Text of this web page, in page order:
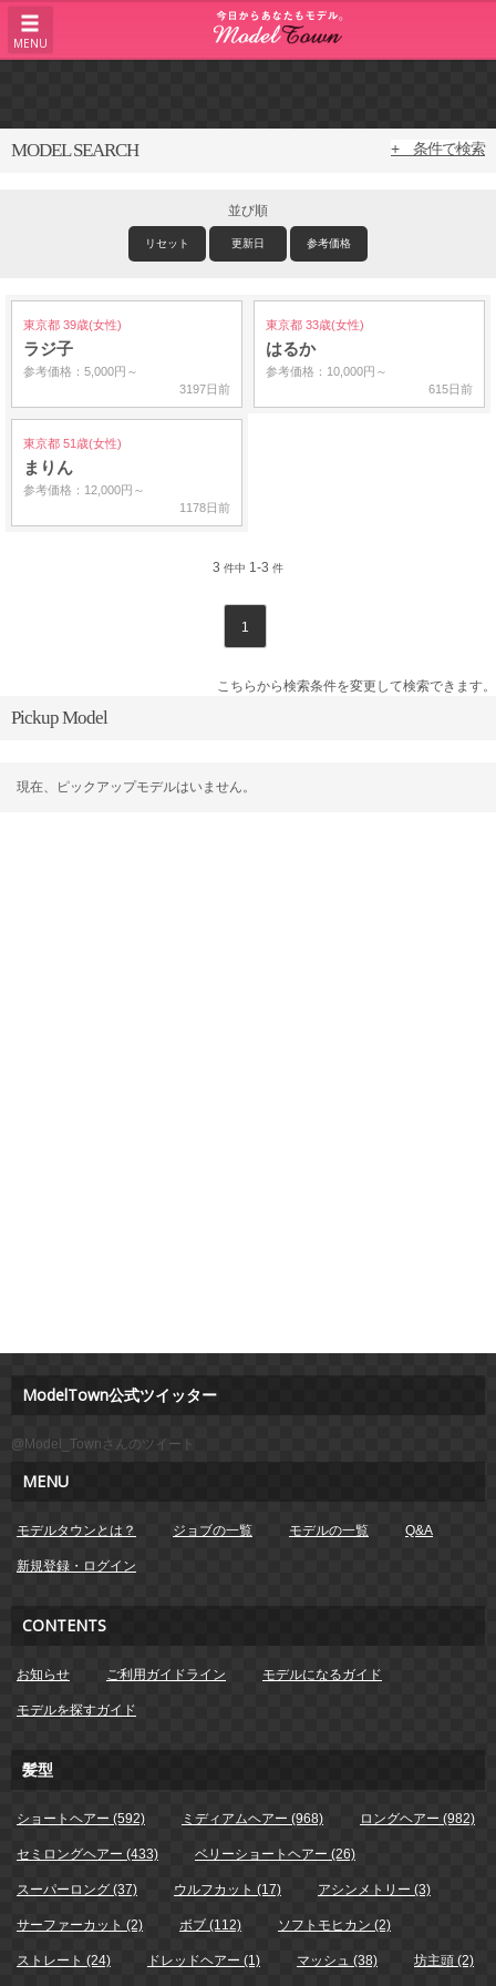
MENU
MODEL SEARCH + 条件で検索
並び順
リセット 更新日 参考価格
東京都 39歳(女性)
ラジ子
参考価格：5,000円～
3197日前
東京都 33歳(女性)
はるか
参考価格：10,000円～
615日前
東京都 51歳(女性)
まりん
参考価格：12,000円～
1178日前
3 件中 1-3 件
1
こちらから検索条件を変更して検索できます。
Pickup Model
現在、ピックアップモデルはいません。
ModelTown公式ツイッター
@Model_Townさんのツイート
MENU
モデルタウンとは？ ジョブの一覧 モデルの一覧 Q&A
新規登録・ログイン
CONTENTS
お知らせ ご利用ガイドライン モデルになるガイド
モデルを探すガイド
髪型
ショートヘアー (592) ミディアムヘアー (968) ロングヘアー (982)
セミロングヘアー (433) ベリーショートヘアー (26)
スーパーロング (37) ウルフカット (17) アシンメトリー (3)
サーファーカット (2) ボブ (112) ソフトモヒカン (2)
ストレート (24) ドレッドヘアー (1) マッシュ (38) 坊主頭 (2)